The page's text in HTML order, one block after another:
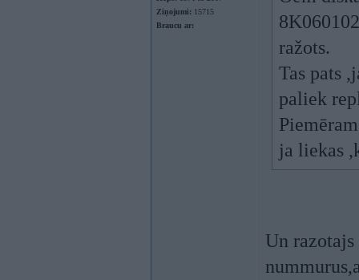
Ziņojumi: 15715
Braucu ar:
ražots.
Tas pats
paliek
ja liekas
Un